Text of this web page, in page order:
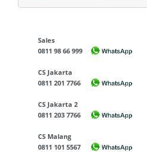
Sales
0811 98 66 999
CS Jakarta
0811 201 7766
CS Jakarta 2
0811 203 7766
CS Malang
0811 101 5567